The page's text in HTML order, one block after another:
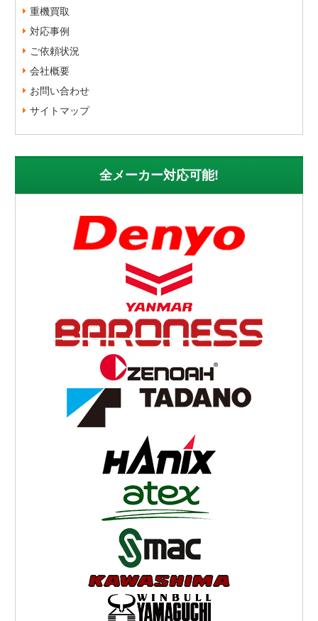
重機買取
対応事例
ご依頼状況
会社概要
お問い合わせ
サイトマップ
全メーカー対応可能!